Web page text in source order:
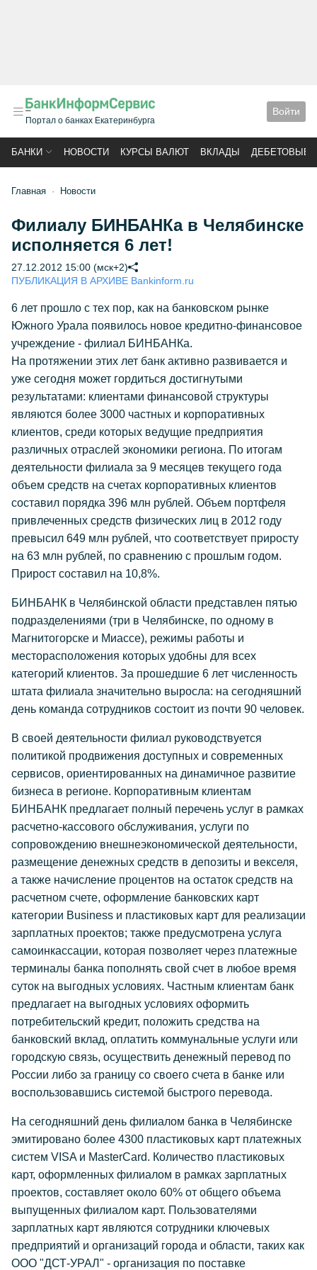
Портал о банках Екатеринбурга
Войти
БАНКИ НОВОСТИ КУРСЫ ВАЛЮТ ВКЛАДЫ ДЕБЕТОВЫЕ
Главная Новости
Филиалу БИНБАНКа в Челябинске
исполняется 6 лет!
27.12.2012 15:00 (мск+2)
ПУБЛИКАЦИЯ В АРХИВЕ Bankinform.ru
6 лет прошло с тех пор, как на банковском рынке
Южного Урала появилось новое кредитно-финансовое
учреждение - филиал БИНБАНКа.
На протяжении этих лет банк активно развивается и
уже сегодня может гордиться достигнутыми
результатами: клиентами финансовой структуры
являются более 3000 частных и корпоративных
клиентов, среди которых ведущие предприятия
различных отраслей экономики региона. По итогам
деятельности филиала за 9 месяцев текущего года
объем средств на счетах корпоративных клиентов
составил порядка 396 млн рублей. Объем портфеля
привлеченных средств физических лиц в 2012 году
превысил 649 млн рублей, что соответствует приросту
на 63 млн рублей, по сравнению с прошлым годом.
Прирост составил на 10,8%.
БИНБАНК в Челябинской области представлен пятью
подразделениями (три в Челябинске, по одному в
Магнитогорске и Миассе), режимы работы и
месторасположения которых удобны для всех
категорий клиентов. За прошедшие 6 лет численность
штата филиала значительно выросла: на сегодняшний
день команда сотрудников состоит из почти 90 человек.
В своей деятельности филиал руководствуется
политикой продвижения доступных и современных
сервисов, ориентированных на динамичное развитие
бизнеса в регионе. Корпоративным клиентам
БИНБАНК предлагает полный перечень услуг в рамках
расчетно-кассового обслуживания, услуги по
сопровождению внешнеэкономической деятельности,
размещение денежных средств в депозиты и векселя,
а также начисление процентов на остаток средств на
расчетном счете, оформление банковских карт
категории Business и пластиковых карт для реализации
зарплатных проектов; также предусмотрена услуга
самоинкассации, которая позволяет через платежные
терминалы банка пополнять свой счет в любое время
суток на выгодных условиях. Частным клиентам банк
предлагает на выгодных условиях оформить
потребительский кредит, положить средства на
банковский вклад, оплатить коммунальные услуги или
городскую связь, осуществить денежный перевод по
России либо за границу со своего счета в банке или
воспользовавшись системой быстрого перевода.
На сегодняшний день филиалом банка в Челябинске
эмитировано более 4300 пластиковых карт платежных
систем VISA и MasterCard. Количество пластиковых
карт, оформленных филиалом в рамках зарплатных
проектов, составляет около 60% от общего объема
выпущенных филиалом карт. Пользователями
зарплатных карт являются сотрудники ключевых
предприятий и организаций города и области, таких как
ООО "ДСТ-УРАЛ" - организация по поставке